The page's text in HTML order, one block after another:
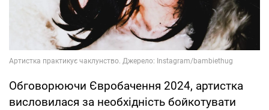
Обговорюючи Євробачення 2024, артистка
висловилася за необхідність бойкотувати